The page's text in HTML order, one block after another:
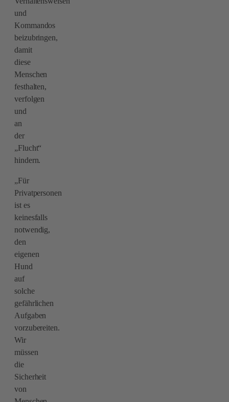
und
Kommandos
beizubringen,
damit
diese
Menschen
festhalten,
verfolgen
und
an
der
„Flucht“
hindern.
„Für
Privatpersonen
ist es
keinesfalls
notwendig,
den
eigenen
Hund
auf
solche
gefährlichen
Aufgaben
vorzubereiten.
Wir
müssen
die
Sicherheit
von